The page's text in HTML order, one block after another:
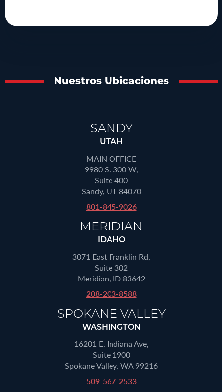
Nuestros Ubicaciones
SANDY
UTAH
MAIN OFFICE
9980 S. 300 W,
Suite 400
Sandy, UT 84070
801-845-9026
MERIDIAN
IDAHO
3071 East Franklin Rd,
Suite 302
Meridian, ID 83642
208-203-8588
SPOKANE VALLEY
WASHINGTON
16201 E. Indiana Ave,
Suite 1900
Spokane Valley, WA 99216
509-567-2533